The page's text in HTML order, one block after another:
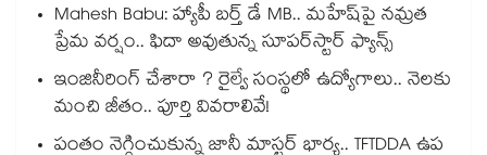
Mahesh Babu: హ్యాపీ బర్త్ డే MB.. మహేష్‌పై నమ్రత
ప్రేమ వర్షం.. ఫిదా అవుతున్న సూపర్‌స్టార్ ఫ్యాన్స్
ఇంజినీరింగ్ చేశారా ? రైల్వే సంస్థలో ఉద్యోగాలు.. నెలకు
మంచి జీతం.. పూర్తి వివరాలివే!
పంతం నెగ్గించుకున్న జానీ మాస్టర్ భార్య.. TFTDDA ఉప